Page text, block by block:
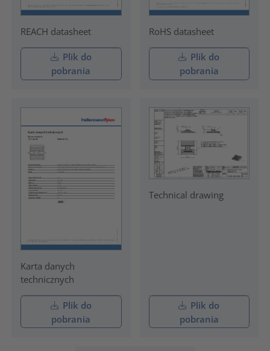
REACH datasheet
Plik do
pobrania
RoHS datasheet
Plik do
pobrania
Karta danych
technicznych
Plik do
pobrania
Technical drawing
Plik do
pobrania